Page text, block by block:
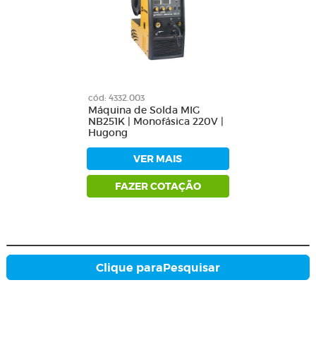
cód: 4332.003
Máquina de Solda MIG
NB251K | Monofásica 220V |
Hugong
VER MAIS
FAZER COTAÇÃO
Clique paraPesquisar